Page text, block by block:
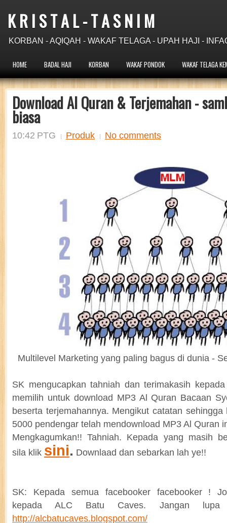
K R I S T A L - T A S N I M
KORBAN - AQIQAH - WAKAF TELAGA - UPAH HAJI -
HOME BADAL HAJI KORBAN WAKAF PONDOK WAKAF TELAGA
Download Al Quran & Terjemahan -
biasa
10:42 PTG Produk No comments
Multilevel Marketing yang paling bagus di dunia -
SK mengucapkan tahniah dan terimakasih
memilih untuk download MP3 Al Quran Bacaan
beserta terjemahannya. Mengikut catatan
5000 pendengar telah mendownload MP3 Al Quran
Mengkagumkan!! Tahniah. Kepada yang masih
sila klik sini. Downlaad dan sebarkan lah ye!!
SK: Kepada semua facebooker facebooker !
kepada ALC Batu Caves. Jangan
http://alcbatucaves.blogspot.com/